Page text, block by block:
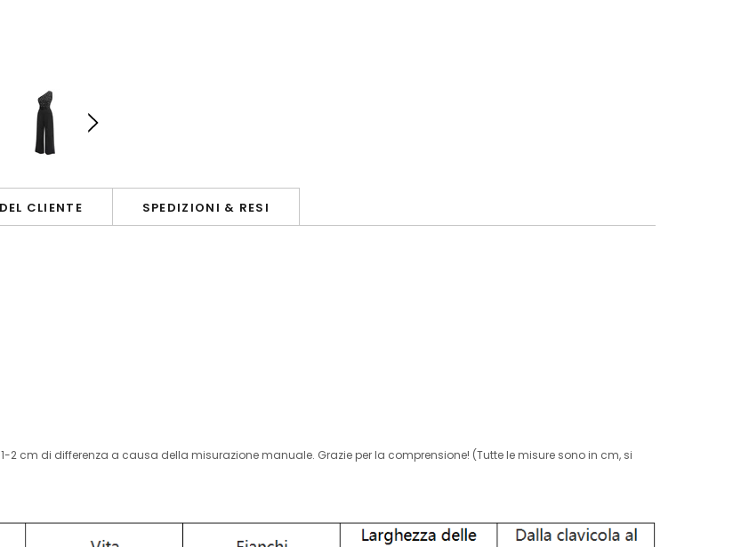
CLIENTE SPEDIZIONI & RESI
2 cm di differenza a causa della misurazione manuale. Grazie per la comprensione! (Tutte le misure sono in cm, si